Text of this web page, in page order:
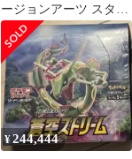
ージョンアーツ スター
バース box 韓国版
¥244,444